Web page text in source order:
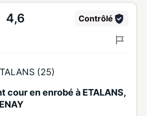
4,6 Contrôlé
(25)
cour en enrobé à ETALANS,